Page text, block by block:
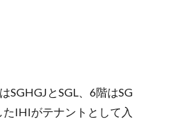
SGHGJとSGL、6階はSG
IHIがテナントとして入